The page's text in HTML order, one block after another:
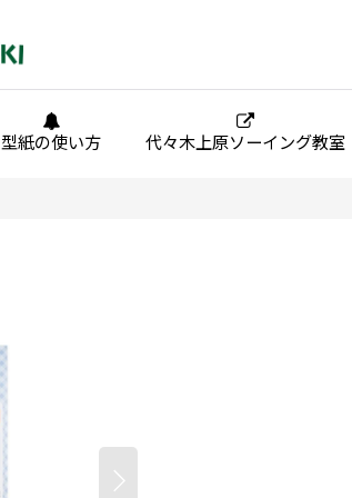
型紙の使い方 代々木上原ソーイング教室